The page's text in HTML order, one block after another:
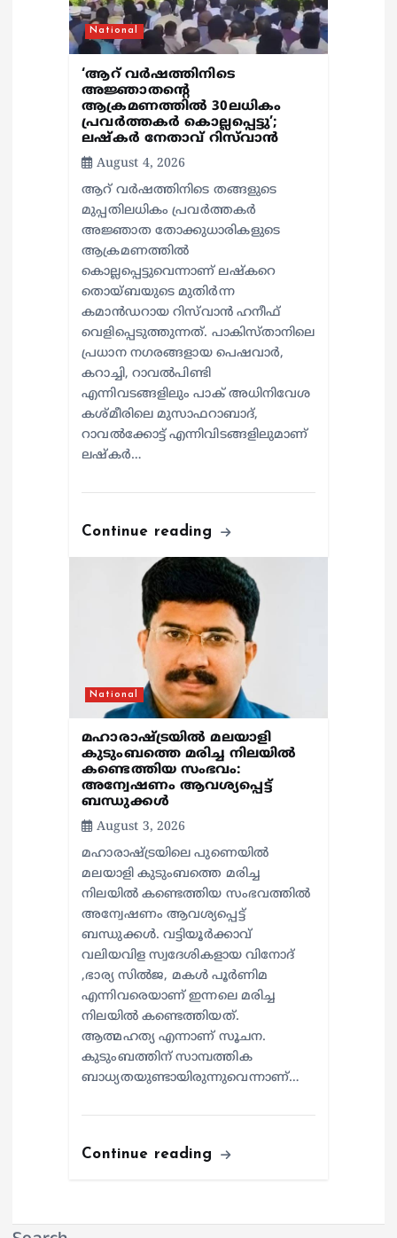
National
‘ആറ് വർഷത്തിനിടെ
അജ്ഞാതന്റെ
ആക്രമണത്തിൽ 30ലധികം
പ്രവർത്തകർ കൊല്ലപ്പെ‍ട്ടു’;
ലഷ്കർ നേതാവ് റിസ്‌വാൻ
August 4, 2026
ആറ് വർഷത്തിനിടെ തങ്ങളുടെ
മുപ്പതിലധികം പ്രവർത്തകർ
അജ്ഞാത തോക്കുധാരികളുടെ
ആക്രമണത്തിൽ
കൊല്ലപ്പെട്ടുവെന്നാണ് ലഷ്കറെ
തൊയ്ബയുടെ മുതിർന്ന
കമാൻഡറായ റിസ്‌വാൻ ഹനീഫ്
വെളിപ്പെടുത്തുന്നത്. പാകിസ്താനിലെ
പ്രധാന നഗരങ്ങളായ പെഷവാർ,
കറാച്ചി, റാവൽപിണ്ടി
എന്നിവടങ്ങളിലും പാക് അധിനിവേശ
കശ്മീരിലെ മുസാഫറാബാദ്,
റാവൽക്കോട്ട് എന്നിവിടങ്ങളിലുമാണ്
ലഷ്കർ…
Continue reading
National
മഹാരാഷ്ട്രയിൽ മലയാളി
കുടുംബത്തെ മരിച്ച നിലയിൽ
കണ്ടെത്തിയ സംഭവം:
അന്വേഷണം ആവശ്യപ്പെട്ട്
ബന്ധുക്കൾ
August 3, 2026
മഹാരാഷ്ട്രയിലെ പുണെയിൽ
മലയാളി കുടുംബത്തെ മരിച്ച
നിലയിൽ കണ്ടെത്തിയ സംഭവത്തിൽ
അന്വേഷണം ആവശ്യപ്പെട്ട്
ബന്ധുക്കൾ. വട്ടിയൂർക്കാവ്
വലിയവിള സ്വദേശികളായ വിനോദ്
,ഭാര്യ സിൽജ, മകൾ പൂർണിമ
എന്നിവരെയാണ് ഇന്നലെ മരിച്ച
നിലയിൽ കണ്ടെത്തിയത്.
ആത്മഹത്യ എന്നാണ് സൂചന.
കുടുംബത്തിന് സാമ്പത്തിക
ബാധ്യതയുണ്ടായിരുന്നുവെന്നാണ്…
Continue reading